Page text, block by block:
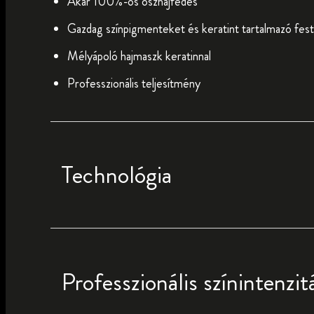
Gazdag színpigmenteket és keratint tartalmazó
Mélyápoló hajmaszk keratinnal
Professzionális teljesítmény
Technológia
Professzionális